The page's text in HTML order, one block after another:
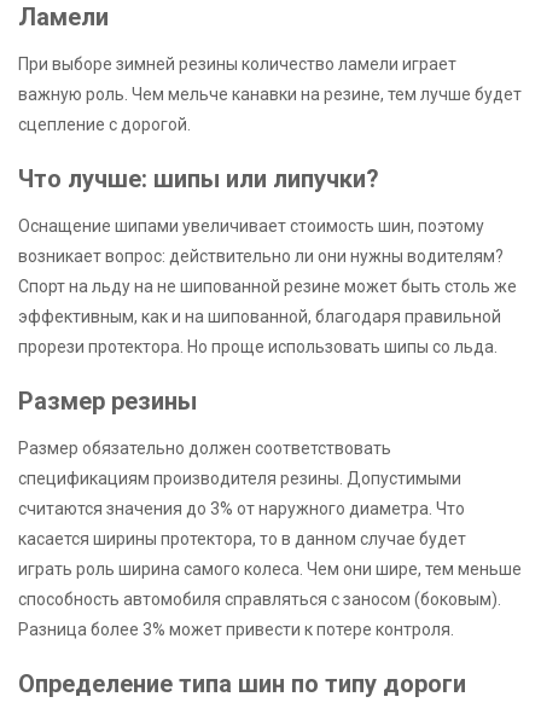
Ламели
При выборе зимней резины количество ламели играет
важную роль. Чем мельче канавки на резине, тем лучше будет
сцепление c дорогой.
Что лучше: шипы или липучки?
Оснащение шипами увеличивает стоимость шин, поэтому
возникает вопрос: действительно ли они нужны водителям?
Спорт на льду на не шипованной резине может быть столь же
эффективным, как и на шипованной, благодаря правильной
прорези протектора. Но проще использовать шипы со льда.
Размер резины
Размер обязательно должен соответствовать
спецификациям производителя резины. Допустимыми
считаются значения до 3% от наружного диаметра. Что
касается ширины протектора, то в данном случае будет
играть роль ширина самого колеса. Чем они шире, тем меньше
способность автомобиля справляться с заносом (боковым).
Разница более 3% может привести к потере контроля.
Определение типа шин по типу дороги